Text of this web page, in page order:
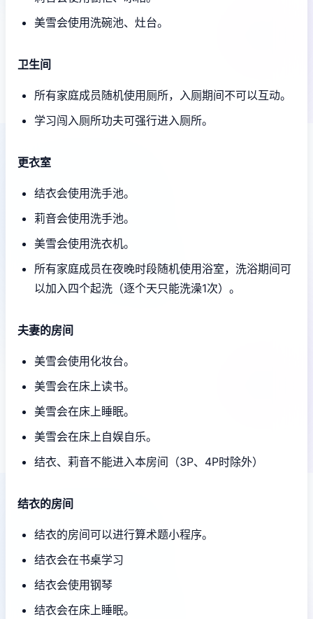
美雪会使用洗碗池、灶台。
卫生间
所有家庭成员随机使用厕所，入厕期间不可以互动。
学习闯入厕所功夫可强行进入厕所。
更衣室
结衣会使用洗手池。
莉音会使用洗手池。
美雪会使用洗衣机。
所有家庭成员在夜晚时段随机使用浴室，洗浴期间可
以加入四个起洗（逐个天只能洗澡1次）。
夫妻的房间
美雪会使用化妆台。
美雪会在床上读书。
美雪会在床上睡眠。
美雪会在床上自娱自乐。
结衣、莉音不能进入本房间（3P、4P时除外）
结衣的房间
结衣的房间可以进行算术题小程序。
结衣会在书桌学习
结衣会使用钢琴
结衣会在床上睡眠。